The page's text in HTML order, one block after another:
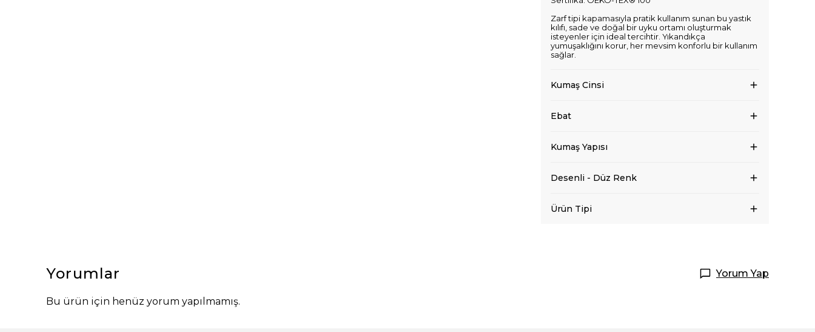
Zarf tipi kapamasıyla pratik kullanım sunan bu yastık
kılıfı, sade ve doğal bir uyku ortamı oluşturmak
isteyenler için ideal tercihtir. Yıkandıkça
yumuşaklığını korur, her mevsim konforlu bir kullanım
sağlar.
Kumaş Cinsi
Ebat
Kumaş Yapısı
Desenli - Düz Renk
Ürün Tipi
Yorumlar Yorum Yap
Bu ürün için henüz yorum yapılmamış.